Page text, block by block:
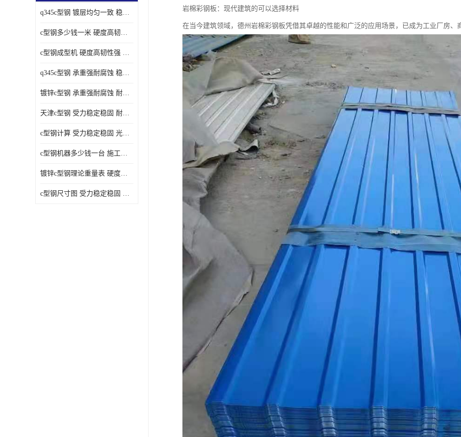
q345c型钢 镀层均匀一致 稳重支撑承载力大
c型钢多少钱一米 硬度高韧性强 光洁无毛刺
c型钢成型机 硬度高韧性强 防腐耐蚀性能好
q345c型钢 承重强耐腐蚀 稳重支撑承载力大
镀锌c型钢 承重强耐腐蚀 耐腐蚀 耐高温
天津c型钢 受力稳定稳固 耐腐蚀 耐高温
c型钢计算 受力稳定稳固 光洁无毛刺
c型钢机器多少钱一台 施工方便简单 稳重支撑承载力大
镀锌c型钢理论重量表 硬度高韧性强 光洁无毛刺
c型钢尺寸图 受力稳定稳固 光洁无毛刺
岩棉彩钢板：现代建筑的可以选择材料
在当今建筑领域，德州岩棉彩钢板凭借其卓越的性能和广泛的应用场景，已成为工业厂房、